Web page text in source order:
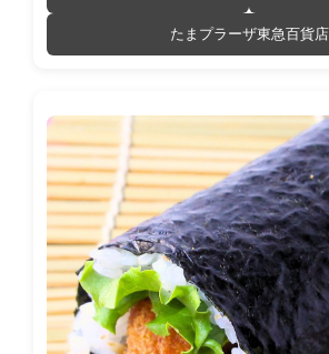
たまプラーザ東急百貨店